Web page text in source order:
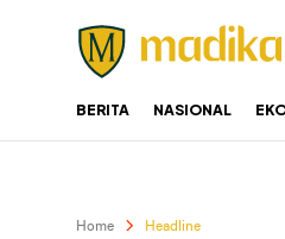
Madika
Referensi Perubahan
BERITA NASIONAL
Home Headline